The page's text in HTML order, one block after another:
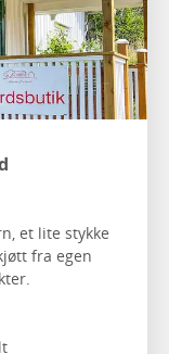
et lite stykke
fra egen